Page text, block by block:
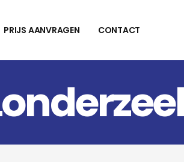
PRIJS AANVRAGEN CONTACT